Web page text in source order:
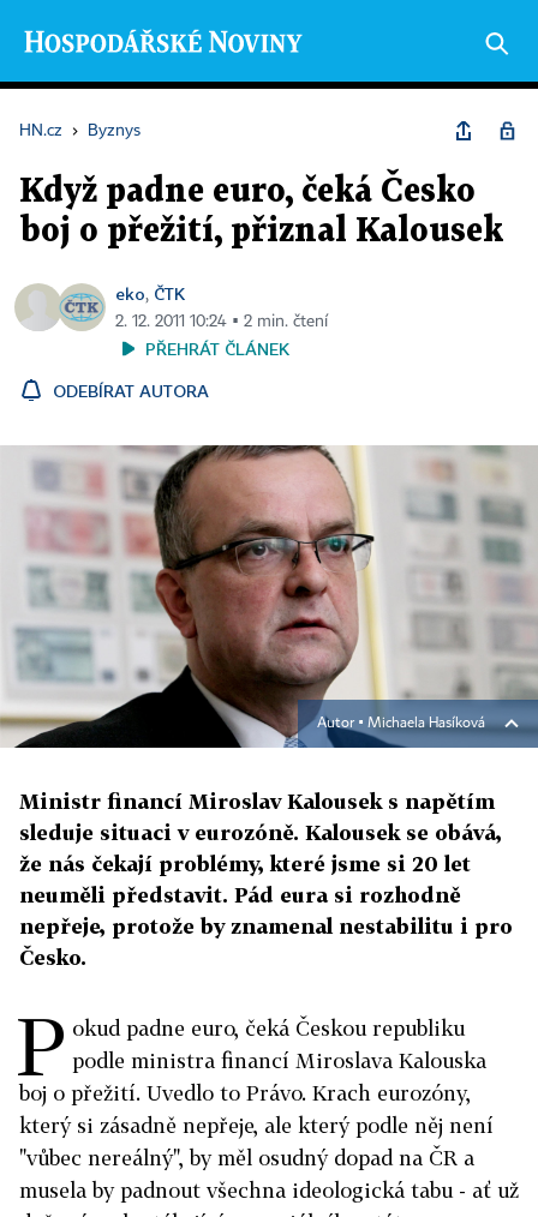
HN.cz › Byznys
Když padne euro, čeká Česko
boj o přežití, přiznal Kalousek
eko, ČTK
2. 12. 2011 10:24 ▪ 2 min. čtení
PŘEHRÁT ČLÁNEK
ODEBÍRAT AUTORA
Autor ▪ Michaela Hasíková
Ministr financí Miroslav Kalousek s napětím
sleduje situaci v eurozóně. Kalousek se obává,
že nás čekají problémy, které jsme si 20 let
neuměli představit. Pád eura si rozhodně
nepřeje, protože by znamenal nestabilitu i pro
Česko.
P okud padne euro, čeká Českou republiku
podle ministra financí Miroslava Kalouska
boj o přežití. Uvedlo to Právo. Krach eurozóny,
který si zásadně nepřeje, ale který podle něj není
"vůbec nereálný", by měl osudný dopad na ČR a
musela by padnout všechna ideologická tabu - ať už